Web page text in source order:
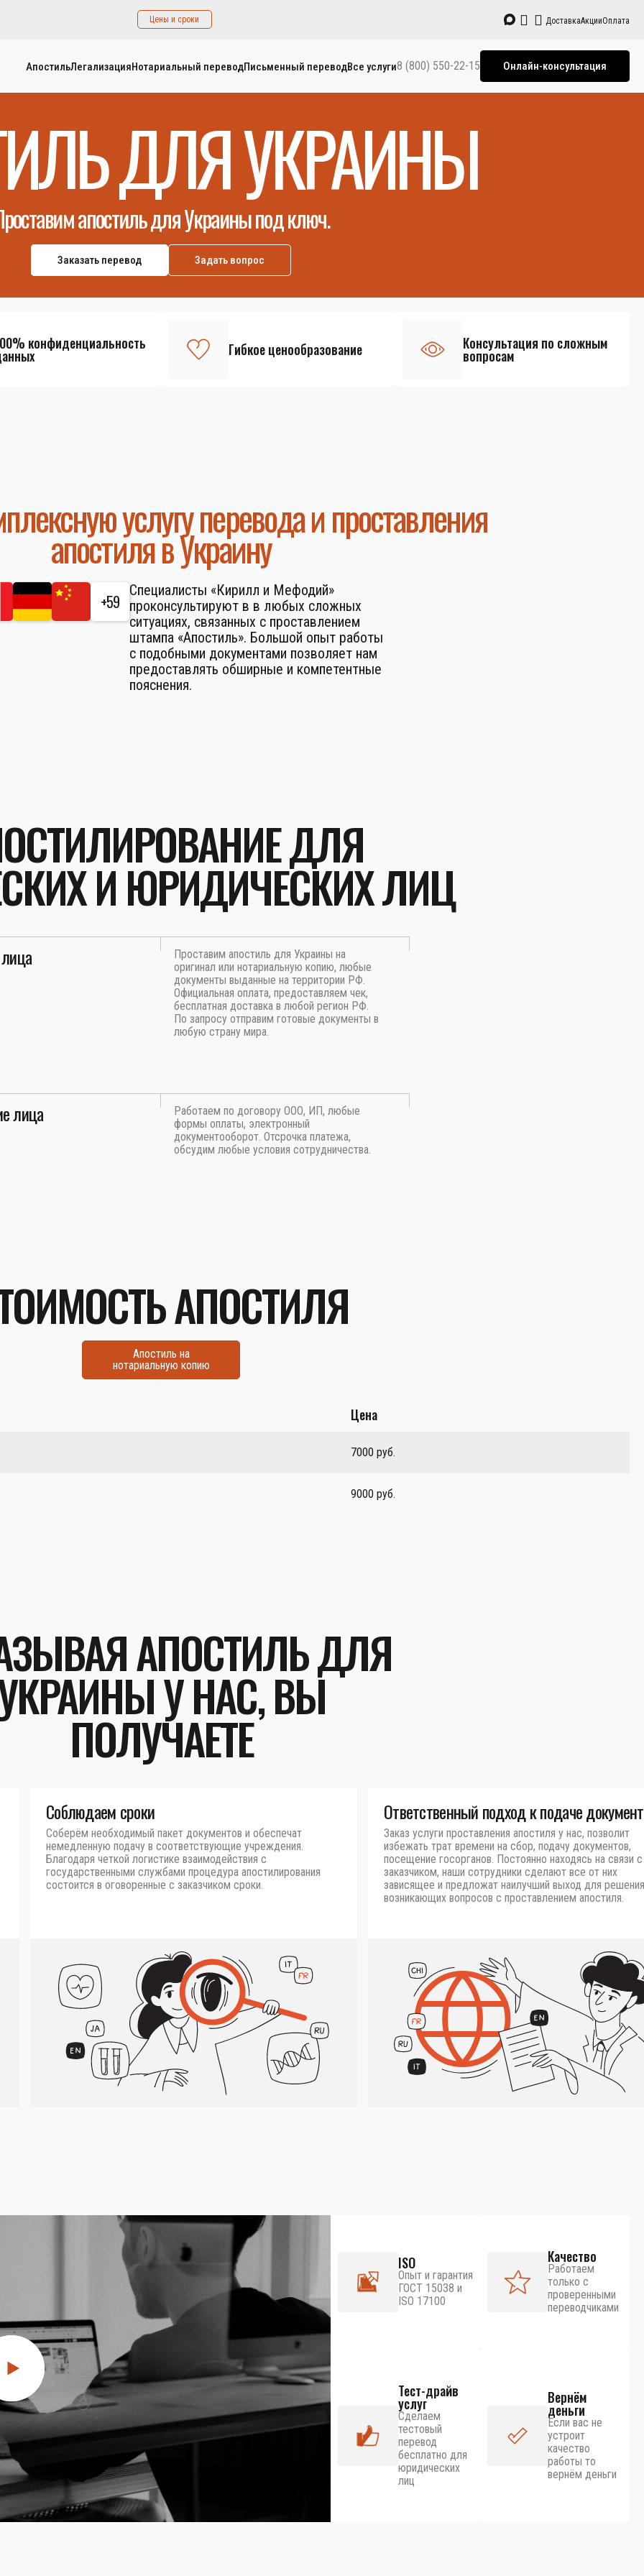
Цены и сроки ДоставкаАкцииОплата
АпостильЛегализацияНотариальный переводПисьменный переводВсе услуги8 (800) 550-22-15 Онлайн-консультация
ДЛЯ УКРАИНЫ
апостиль для Украины под ключ.
Заказать перевод Задать вопрос
конфиденциальность Гибкое ценообразование Консультация по сложным
вопросам
услугу перевода и проставления
апостиля в Украину
+59
Специалисты «Кирилл и Мефодий»
проконсультируют в в любых сложных
ситуациях, связанных с проставлением
штампа «Апостиль». Большой опыт работы
с подобными документами позволяет нам
предоставлять обширные и компетентные
пояснения.
ДЛЯ
И ЮРИДИЧЕСКИХ ЛИЦ
Проставим апостиль для Украины на
оригинал или нотариальную копию, любые
документы выданные на территории РФ.
Официальная оплата, предоставляем чек,
бесплатная доставка в любой регион РФ.
По запросу отправим готовые документы в
любую страну мира.
лица
Работаем по договору ООО, ИП, любые
формы оплаты, электронный
документооборот. Отсрочка платежа,
обсудим любые условия сотрудничества.
АПОСТИЛЯ
Апостиль на
нотариальную копию
Цена
7000 руб.
9000 руб.
АПОСТИЛЬ ДЛЯ
У НАС, ВЫ
ПОЛУЧАЕТЕ
Соблюдаем сроки
Соберём необходимый пакет документов и обеспечат
немедленную подачу в соответствующие учреждения.
Благодаря четкой логистике взаимодействия с
государственными службами процедура апостилирования
состоится в оговоренные с заказчиком сроки.
Ответственный подход к подаче
Заказ услуги проставления апостиля у нас, позволит
избежать трат времени на сбор, подачу документов,
посещение госорганов. Постоянно находясь на связи с
заказчиком, наши сотрудники сделают все от них
зависящее и предложат наилучший выход для решения
возникающих вопросов с проставлением апостиля.
ISO
Опыт и гарантия
ГОСТ 15038 и
ISO 17100
Качество
Работаем
только с
проверенными
переводчиками
Тест-драйв
услуг
Сделаем
тестовый
перевод
бесплатно для
юридических
лиц
Вернём
деньги
Если вас не
устроит
качество
работы то
вернём деньги